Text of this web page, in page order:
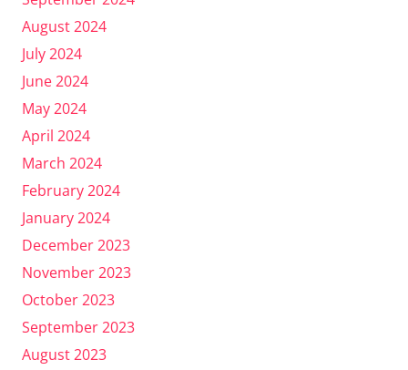
August 2024
July 2024
June 2024
May 2024
April 2024
March 2024
February 2024
January 2024
December 2023
November 2023
October 2023
September 2023
August 2023